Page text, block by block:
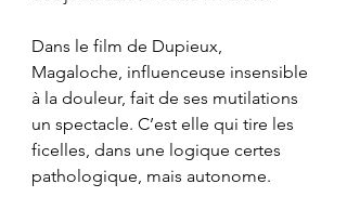
Dans le film de Dupieux,
Magaloche, influenceuse insensible
à la douleur, fait de ses mutilations
un spectacle. C’est elle qui tire les
ficelles, dans une logique certes
pathologique, mais autonome.